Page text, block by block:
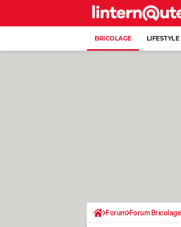
BRICOLAGE LIFESTYLE
Forum Forum Bricolage